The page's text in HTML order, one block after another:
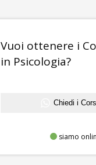
Vuoi ottenere i
in Psicologia?
Chiedi i
siamo